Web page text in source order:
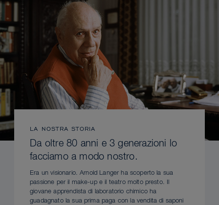
LA NOSTRA STORIA
Da oltre 80 anni e 3 generazioni lo
facciamo a modo nostro.
Era un visionario. Arnold Langer ha scoperto la sua
passione per il make-up e il teatro molto presto. Il
giovane apprendista di laboratorio chimico ha
guadagnato la sua prima paga con la vendita di saponi